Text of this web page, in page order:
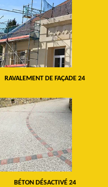
RAVALEMENT DE FAÇADE 24
BÉTON DÉSACTIVÉ 24